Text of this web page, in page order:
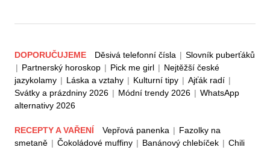
DOPORUČUJEME Děsivá telefonní čísla | Slovník puberťáků
| Partnerský horoskop | Pick me girl | Nejtěžší české
jazykolamy | Láska a vztahy | Kulturní tipy | Ajťák radí |
Svátky a prázdniny 2026 | Módní trendy 2026 | WhatsApp
alternativy 2026
RECEPTY A VAŘENÍ Vepřová panenka | Fazolky na
smetaně | Čokoládové muffiny | Banánový chlebíček | Chili